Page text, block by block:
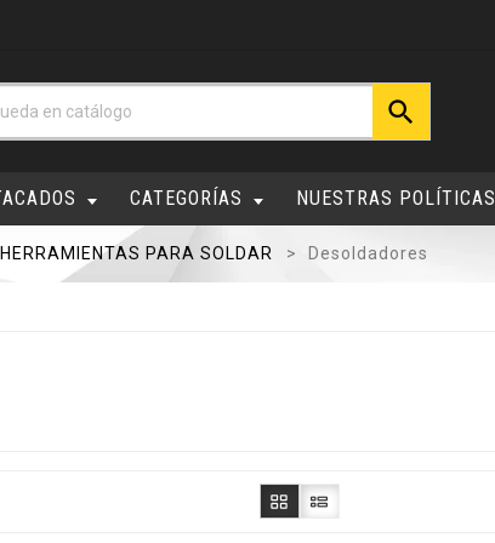

CATEGORÍAS NUESTRAS POLÍTICAS
HERRAMIENTAS PARA SOLDAR Desoldadores